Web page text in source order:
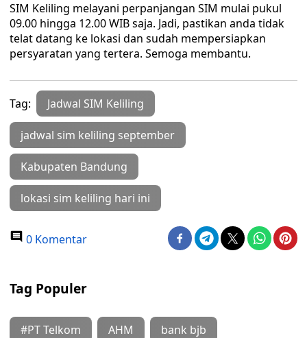
SIM Keliling melayani perpanjangan SIM mulai pukul
09.00 hingga 12.00 WIB saja. Jadi, pastikan anda tidak
telat datang ke lokasi dan sudah mempersiapkan
persyaratan yang tertera. Semoga membantu.
Tag: Jadwal SIM Keliling
jadwal sim keliling september
Kabupaten Bandung
lokasi sim keliling hari ini
0 Komentar
Tag Populer
#PT Telkom AHM bank bjb